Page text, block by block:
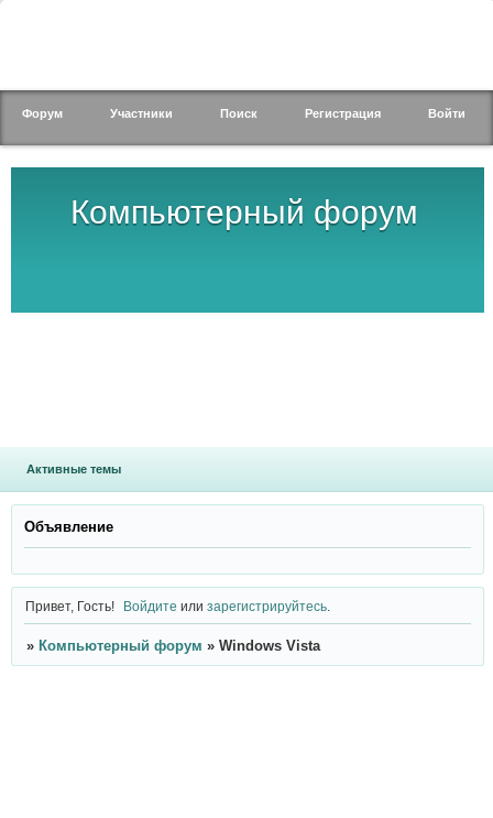
Компьютерный форум
Форум Участники Поиск Регистрация Войти
Активные темы
Объявление
Привет, Гость! Войдите илизарегистрируйтесь
» Компьютерный форум » Windows Vista